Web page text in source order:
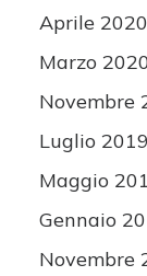
Aprile 2020
Marzo
Novembre
Luglio 2019
Maggio
Gennaio
Novembre